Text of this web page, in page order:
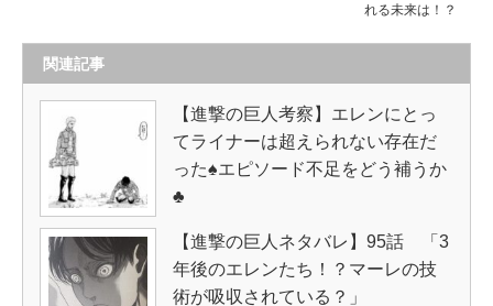
れる未来は！？
関連記事
【進撃の巨人考察】エレンにとっ
てライナーは超えられない存在だ
った♠エピソード不足をどう補うか
♣
【進撃の巨人ネタバレ】95話 「3
年後のエレンたち！？マーレの技
術が吸収されている？」